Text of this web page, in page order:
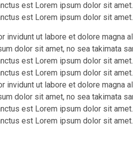
est Lorem ipsum dolor sit
est Lorem ipsum dolor sit
ut labore et dolore magna
dolor sit amet, no sea takimata
est Lorem ipsum dolor sit
est Lorem ipsum dolor sit
ut labore et dolore magna
dolor sit amet, no sea takimata
est Lorem ipsum dolor sit
est Lorem ipsum dolor sit